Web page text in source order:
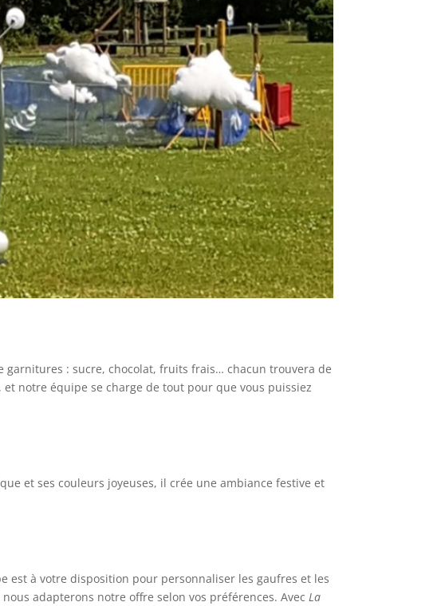
garnitures : sucre, chocolat, fruits frais… chacun trouvera de
notre équipe se charge de tout pour que vous puissiez
et ses couleurs joyeuses, il crée une ambiance festive et
est à votre disposition pour personnaliser les gaufres et les
adapterons notre offre selon vos préférences. Avec La